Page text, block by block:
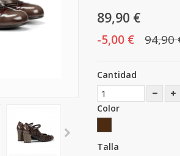
89,90 €
-5,00 € 94,90
Cantidad
Color
Talla